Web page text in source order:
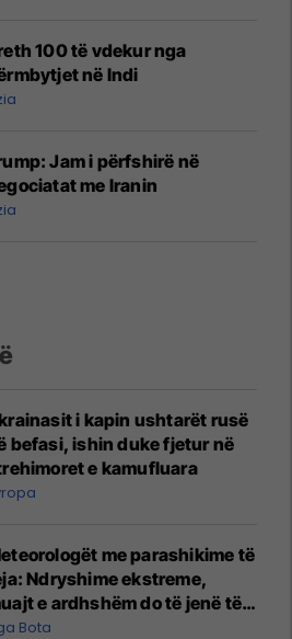
100 të vdekur nga
në Indi
Jam i përfshirë në
me Iranin
i kapin ushtarët rusë
befasi, ishin duke fjetur në
e kamufluara
me parashikime të
Ndryshime ekstreme,
e ardhshëm do të jenë të
Bota